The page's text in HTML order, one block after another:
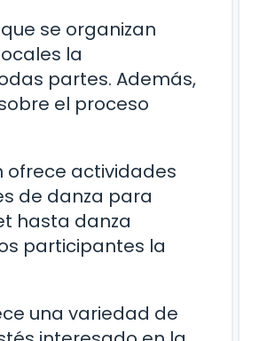
se organizan
la
partes. Además,
el proceso
ofrece actividades
de danza para
hasta danza
participantes la
una variedad de